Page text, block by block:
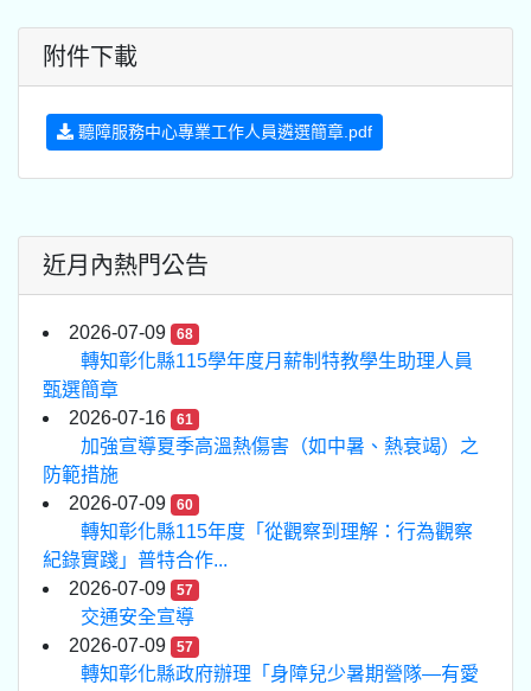
附件下載
聽障服務中心專業工作人員遴選簡章.pdf
近月內熱門公告
2026-07-09 68
轉知彰化縣115學年度月薪制特教學生助理人員
甄選簡章
2026-07-16
61
加強宣導夏季高溫熱傷害（如中暑、熱衰竭）之
防範措施
2026-07-09
60
轉知彰化縣115年度「從觀察到理解：行為觀察
紀錄實踐」普特合作...
2026-07-09
57
交通安全宣導
2026-07-09
57
轉知彰化縣政府辦理「身障兒少暑期營隊—有愛